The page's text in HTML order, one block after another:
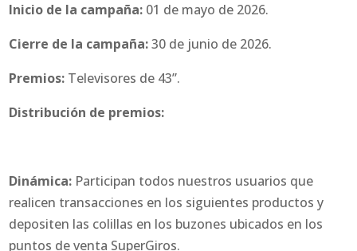
Inicio de la campaña: 01 de mayo de 2026.
Cierre de la campaña:30 de junio de 2026.
Premios: Televisores de 43”.
Distribución de premios:
Dinámica: Participan todos nuestros usuarios que
realicen transacciones en los siguientes productos y
depositen las colillas en los buzones ubicados en los
puntos de venta SuperGiros.